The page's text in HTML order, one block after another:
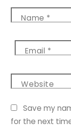
Name *
Email *
Website
Save my
for the next